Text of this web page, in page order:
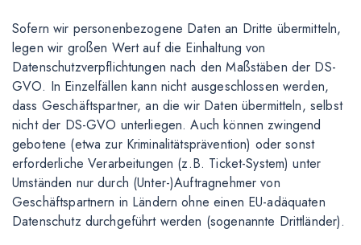
Sofern wir personenbezogene Daten an Dritte übermitteln,
legen wir großen Wert auf die Einhaltung von
Datenschutzverpflichtungen nach den Maßstäben der DS-
GVO. In Einzelfällen kann nicht ausgeschlossen werden,
dass Geschäftspartner, an die wir Daten übermitteln, selbst
nicht der DS-GVO unterliegen. Auch können zwingend
gebotene (etwa zur Kriminalitätsprävention) oder sonst
erforderliche Verarbeitungen (z.B. Ticket-System) unter
Umständen nur durch (Unter-)Auftragnehmer von
Geschäftspartnern in Ländern ohne einen EU-adäquaten
Datenschutz durchgeführt werden (sogenannte Drittländer).